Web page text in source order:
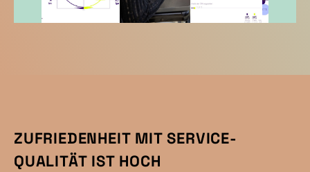
ZUFRIEDENHEIT MIT SERVICE-
QUALITÄT IST HOCH